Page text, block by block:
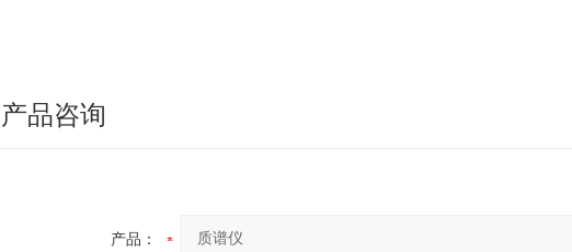
产品咨询
产品：